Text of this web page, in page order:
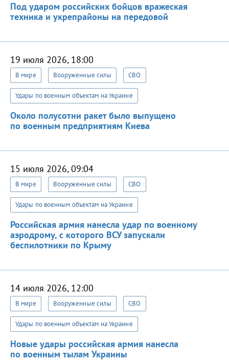
Под ударом российских бойцов вражеская
техника и укрепрайоны на передовой
19 июля 2026, 18:00
В мире Вооруженные силы СВО
Удары по военным объектам на Украине
Около полусотни ракет было выпущено
по военным предприятиям Киева
15 июля 2026, 09:04
В мире Вооруженные силы СВО
Удары по военным объектам на Украине
Российская армия нанесла удар по военному
аэродрому, с которого ВСУ запускали
беспилотники по Крыму
14 июля 2026, 12:00
В мире Вооруженные силы СВО
Удары по военным объектам на Украине
Новые удары российская армия нанесла
по военным тылам Украины